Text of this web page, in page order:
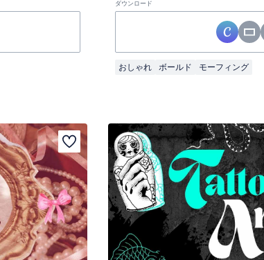
ダウンロード
おしゃれ ボールド モーフィング